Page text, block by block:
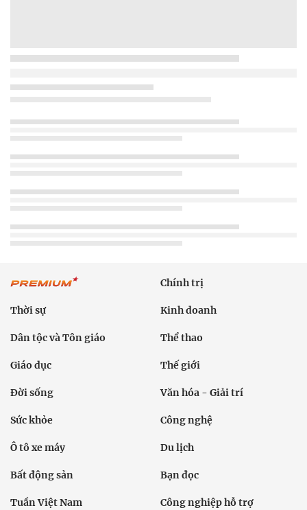
Chính trị
Thời sự Kinh doanh
Dân tộc và Tôn giáo Thể thao
Giáo dục Thế giới
Đời sống Văn hóa - Giải trí
Sức khỏe Công nghệ
Ô tô xe máy Du lịch
Bất động sản Bạn đọc
Tuần Việt Nam Công nghiệp hỗ trợ